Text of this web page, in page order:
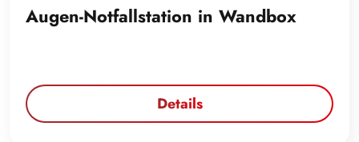
Augen-Notfallstation in Wandbox
Details